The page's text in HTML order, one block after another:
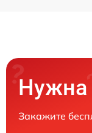
Нужна
Закажите